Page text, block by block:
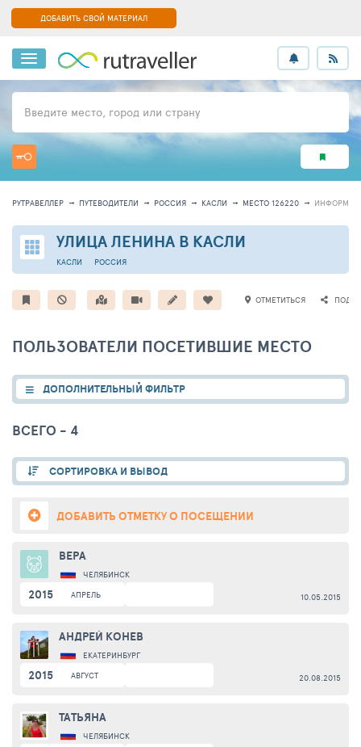
ДОБАВИТЬ СВОЙ МАТЕРИАЛ
Введите место, город или страну
РУТРАВЕЛЛЕР ПУТЕВОДИТЕЛИ РОССИЯ КАСЛИ МЕСТО 126220
УЛИЦА ЛЕНИНА В КАСЛИ
РОССИЯ
КАСЛИ
ОТМЕТИТЬСЯ
ПОЛЬЗОВАТЕЛИ ПОСЕТИВШИЕ МЕСТО
ДОПОЛНИТЕЛЬНЫЙ ФИЛЬТР
ВСЕГО - 4
СОРТИРОВКА И ВЫВОД
ДОБАВИТЬ ОТМЕТКУ О ПОСЕЩЕНИИ
ВЕРА
ЧЕЛЯБИНСК
2015 АПРЕЛЬ 10.05.2015
АНДРЕЙ КОНЕВ
ЕКАТЕРИНБУРГ
2015 АВГУСТ 20.08.2015
ТАТЬЯНА
ЧЕЛЯБИНСК